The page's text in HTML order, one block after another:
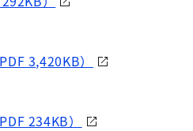
3,420KB）
234KB）